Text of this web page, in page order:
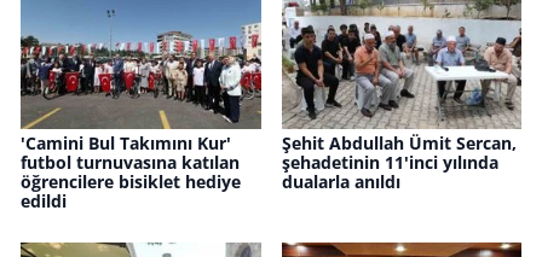
'Camini Bul Takımını Kur'
futbol turnuvasına katılan
öğrencilere bisiklet hediye
edildi
Şehit Abdullah Ümit Sercan,
şehadetinin 11'inci yılında
dualarla anıldı